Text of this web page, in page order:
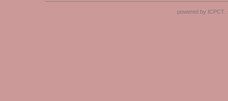
powered by ICPCT.